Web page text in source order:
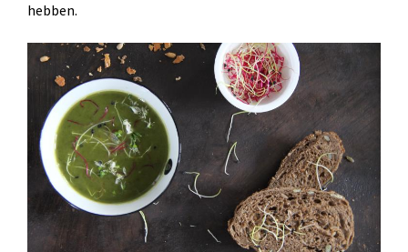
hebben.